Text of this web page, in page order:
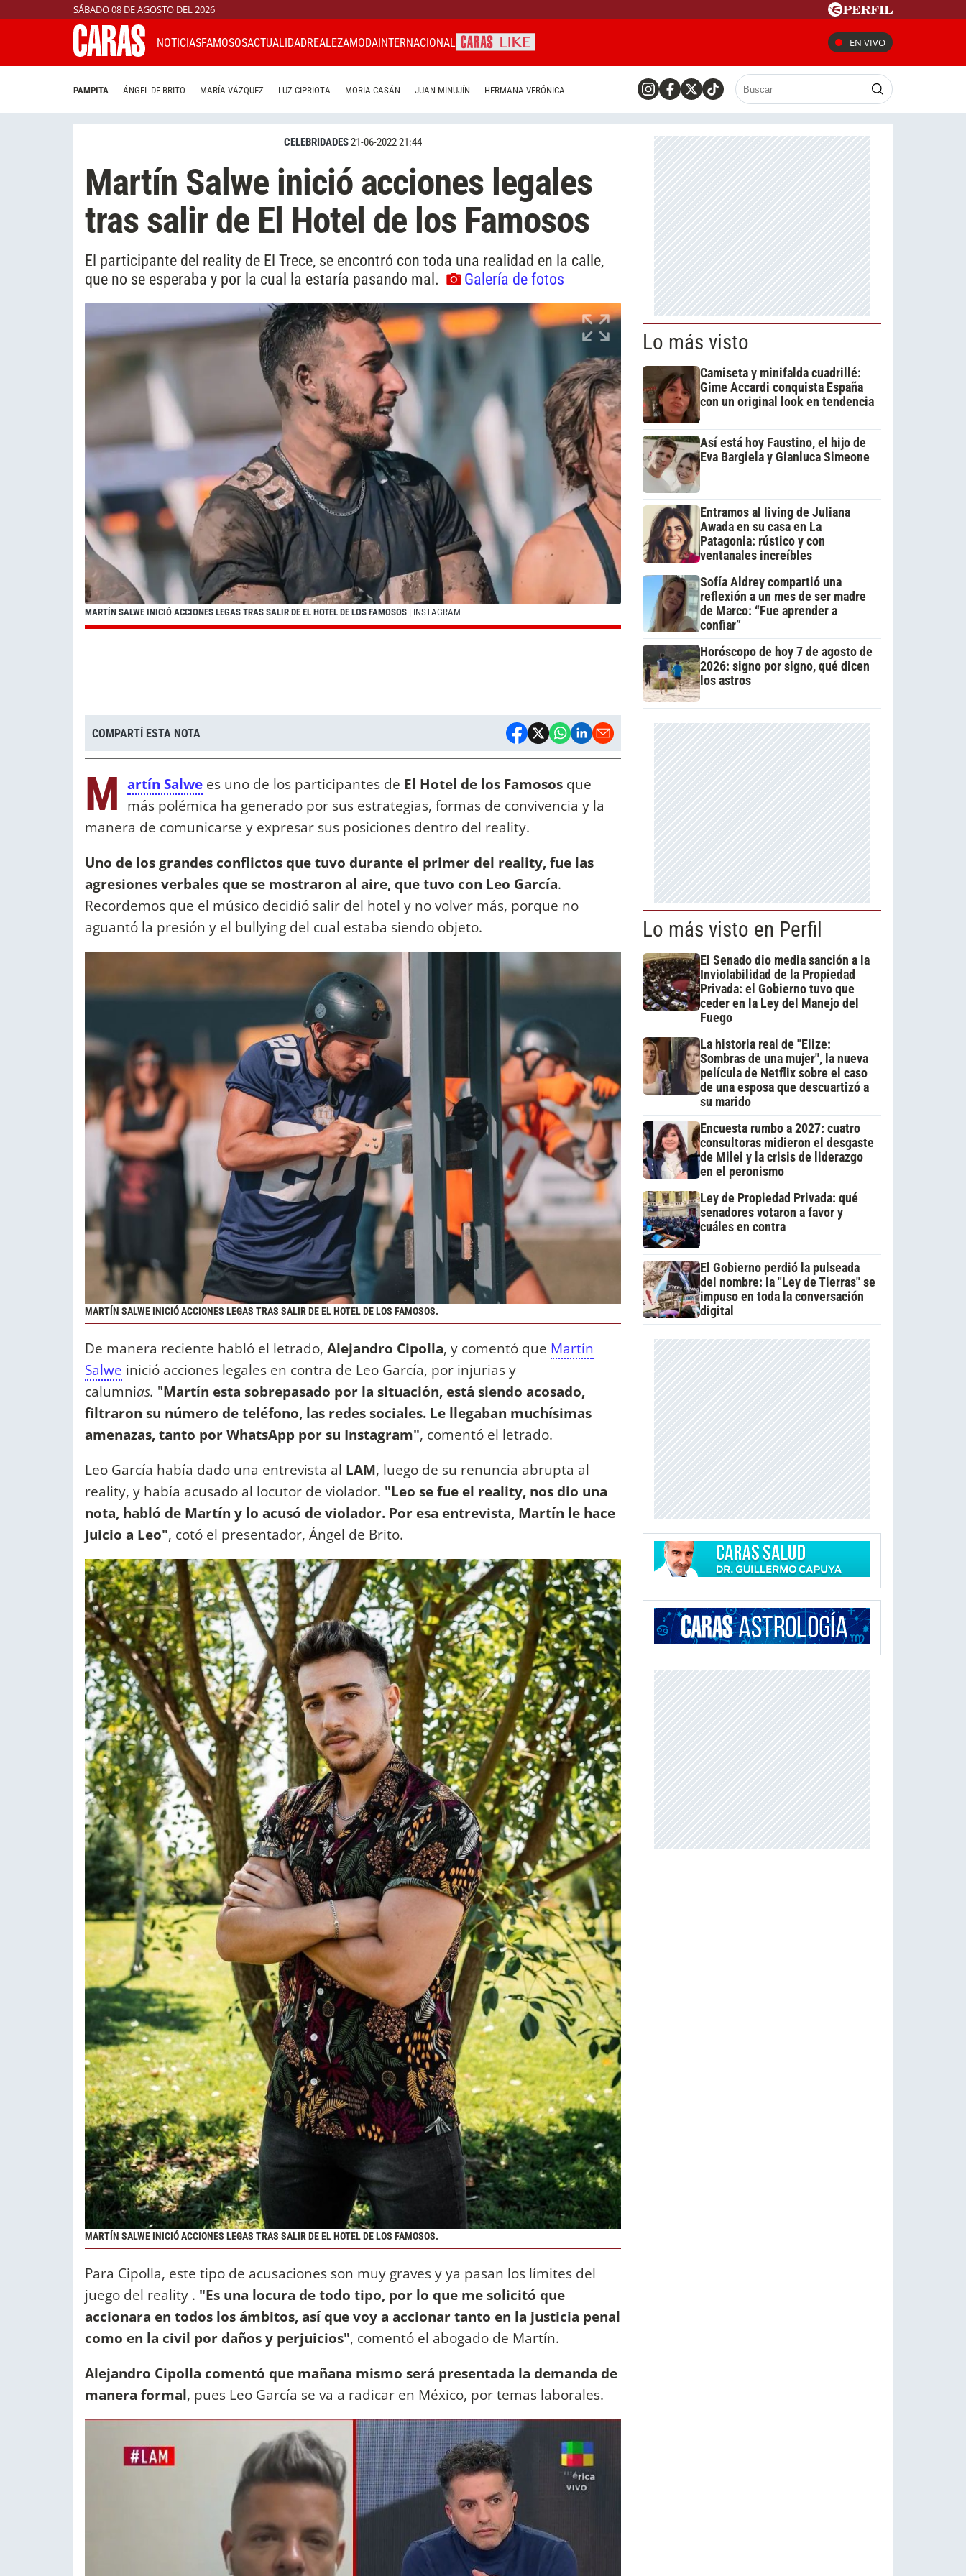
SÁBADO 08 DE AGOSTO DEL 2026
NOTICIASFAMOSOSACTUALIDADREALEZAMODAINTERNACIONAL EN VIVO
PAMPITA ÁNGEL DE BRITO MARÍA VÁZQUEZ LUZ CIPRIOTA MORIA CASÁN JUAN MINUJÍN HERMANA VERÓNICA
CELEBRIDADES21-06-2022 21:44
Martín Salwe inició acciones legales
tras salir de El Hotel de los Famosos
El participante del reality de El Trece, se encontró con toda una realidad en la calle,
que no se esperaba y por la cual la estaría pasando mal.
Galería de fotos
MARTÍN SALWE INICIÓ ACCIONES LEGAS TRAS SALIR DE EL HOTEL DE LOS FAMOSOS | INSTAGRAM
COMPARTÍ ESTA NOTA
M artín Salwe es uno de los participantes de El Hotel de los Famosos que
más polémica ha generado por sus estrategias, formas de convivencia y la
manera de comunicarse y expresar sus posiciones dentro del reality.
Uno de los grandes conflictos que tuvo durante el primer del reality, fue las
agresiones verbales que se mostraron al aire, que tuvo con Leo García.
Recordemos que el músico decidió salir del hotel y no volver más, porque no
aguantó la presión y el bullying del cual estaba siendo objeto.
MARTÍN SALWE INICIÓ ACCIONES LEGAS TRAS SALIR DE EL HOTEL DE LOS FAMOSOS.
De manera reciente habló el letrado, Alejandro Cipolla, y comentó que Martín
Salwe inició acciones legales en contra de Leo García, por injurias y
calumnias. "Martín esta sobrepasado por la situación, está siendo acosado,
filtraron su número de teléfono, las redes sociales. Le llegaban muchísimas
amenazas, tanto por WhatsApp por su Instagram", comentó el letrado.
Leo García había dado una entrevista al LAM, luego de su renuncia abrupta al
reality, y había acusado al locutor de violador. "Leo se fue el reality, nos dio una
nota, habló de Martín y lo acusó de violador. Por esa entrevista, Martín le hace
juicio a Leo", cotó el presentador, Ángel de Brito.
MARTÍN SALWE INICIÓ ACCIONES LEGAS TRAS SALIR DE EL HOTEL DE LOS FAMOSOS.
Para Cipolla, este tipo de acusaciones son muy graves y ya pasan los límites del
juego del reality . "Es una locura de todo tipo, por lo que me solicitó que
accionara en todos los ámbitos, así que voy a accionar tanto en la justicia penal
como en la civil por daños y perjuicios", comentó el abogado de Martín.
Alejandro Cipolla comentó que mañana mismo será presentada la demanda de
manera formal, pues Leo García se va a radicar en México, por temas laborales.
Lo más visto
Camiseta y minifalda cuadrillé:
Gime Accardi conquista España
con un original look en tendencia
Así está hoy Faustino, el hijo de
Eva Bargiela y Gianluca Simeone
Entramos al living de Juliana
Awada en su casa en La
Patagonia: rústico y con
ventanales increíbles
Sofía Aldrey compartió una
reflexión a un mes de ser madre
de Marco: “Fue aprender a
confiar”
Horóscopo de hoy 7 de agosto de
2026: signo por signo, qué dicen
los astros
Lo más visto en Perfil
El Senado dio media sanción a la
Inviolabilidad de la Propiedad
Privada: el Gobierno tuvo que
ceder en la Ley del Manejo del
Fuego
La historia real de "Elize:
Sombras de una mujer", la nueva
película de Netflix sobre el caso
de una esposa que descuartizó a
su marido
Encuesta rumbo a 2027: cuatro
consultoras midieron el desgaste
de Milei y la crisis de liderazgo
en el peronismo
Ley de Propiedad Privada: qué
senadores votaron a favor y
cuáles en contra
El Gobierno perdió la pulseada
del nombre: la "Ley de Tierras" se
impuso en toda la conversación
digital